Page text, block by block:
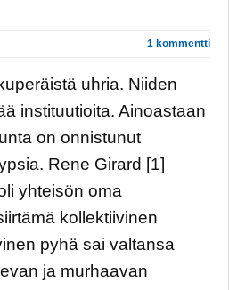
1 kommentti
uhria. Niiden
instituutioita. Ainoastaan
on onnistunut
Rene Girard [1]
yhteisön oma
kollektiivinen
pyhä sai valtansa
ja murhaavan